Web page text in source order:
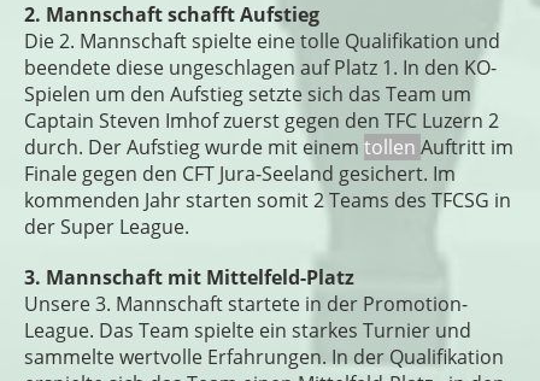
2. Mannschaft schafft Aufstieg
Die 2. Mannschaft spielte eine tolle Qualifikation und
beendete diese ungeschlagen auf Platz 1. In den KO-
Spielen um den Aufstieg setzte sich das Team um
Captain Steven Imhof zuerst gegen den TFC Luzern 2
durch. Der Aufstieg wurde mit einem tollen Auftritt im
Finale gegen den CFT Jura-Seeland gesichert. Im
kommenden Jahr starten somit 2 Teams des TFCSG in
der Super League.
3. Mannschaft mit Mittelfeld-Platz
Unsere 3. Mannschaft startete in der Promotion-
League. Das Team spielte ein starkes Turnier und
sammelte wertvolle Erfahrungen. In der Qualifikation